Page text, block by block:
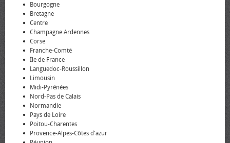
Bourgogne
Bretagne
Centre
Champagne Ardennes
Corse
Franche-Comté
Île de France
Languedoc-Roussillon
Limousin
Midi-Pyrénées
Nord-Pas de Calais
Normandie
Pays de Loire
Poitou-Charentes
Provence-Alpes-Côtes d'azur